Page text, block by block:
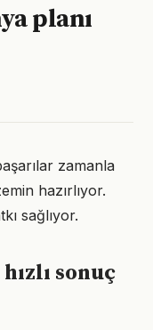
planı
zamanla
hazırlıyor.
sağlıyor.
sonuç